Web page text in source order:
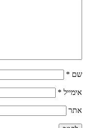
שם *
אימייל *
אתר